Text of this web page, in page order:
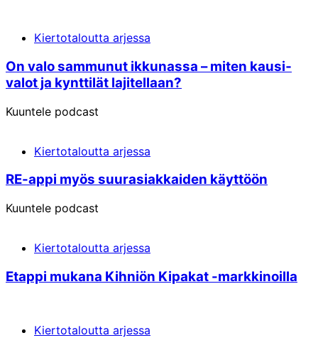
Kiertotaloutta arjessa
On valo sammunut ikkunassa – miten kausi­
valot ja kynttilät lajitellaan?
Kuuntele podcast
Kiertotaloutta arjessa
RE-appi myös suur­asiakkai­den käyttöön
Kuuntele podcast
Kiertotaloutta arjessa
Etappi mukana Kihniön Kipakat -markkinoilla
Kiertotaloutta arjessa